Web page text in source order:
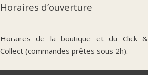
Horaires d’ouverture
Horaires de la boutique et du Click &
Collect (commandes prêtes sous 2h).